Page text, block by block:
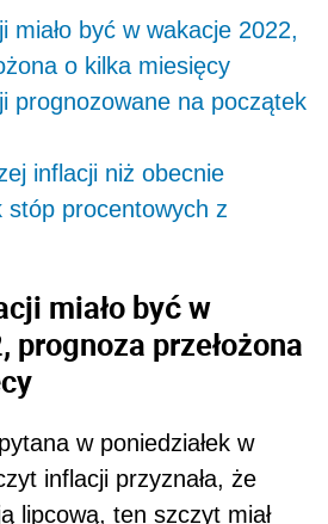
miało być w wakacje 2022,
o kilka miesięcy
prognozowane na początek
inflacji niż obecnie
stóp procentowych z
miało być w
przełożona
w poniedziałek w
inflacji przyznała, że
lipcową, ten szczyt miał